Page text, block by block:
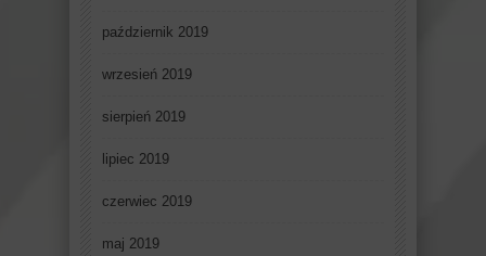
październik 2019
wrzesień 2019
sierpień 2019
lipiec 2019
czerwiec 2019
maj 2019